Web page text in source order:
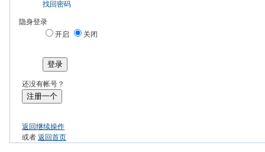
找回密码
隐身登录
开启
关闭
登录
还没有帐号？
注册一个
返回继续操作
或者返回首页